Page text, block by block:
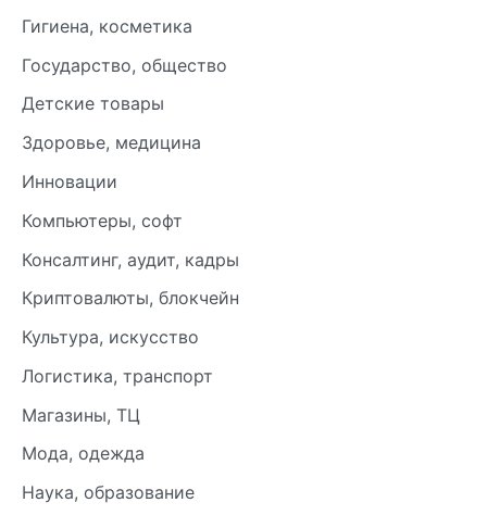
Гигиена, косметика
Государство, общество
Детские товары
Здоровье, медицина
Инновации
Компьютеры, софт
Консалтинг, аудит, кадры
Криптовалюты, блокчейн
Культура, искусство
Логистика, транспорт
Магазины, ТЦ
Мода, одежда
Наука, образование